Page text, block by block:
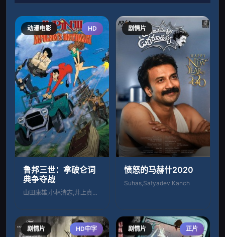
动漫电影 HD
鲁邦三世：拿破仑词
典争夺战
山田康雄,小林清志,井上真树夫,增山江威
剧情片
愤怒的马赫什2020
Suhas,Satyadev Kanch
剧情片 HD中字 剧情片 正片